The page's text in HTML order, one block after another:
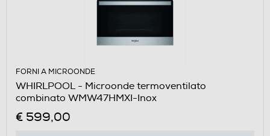
FORNI A MICROONDE
WHIRLPOOL - Microonde termoventilato
combinato WMW47HMXI-Inox
€ 599,00